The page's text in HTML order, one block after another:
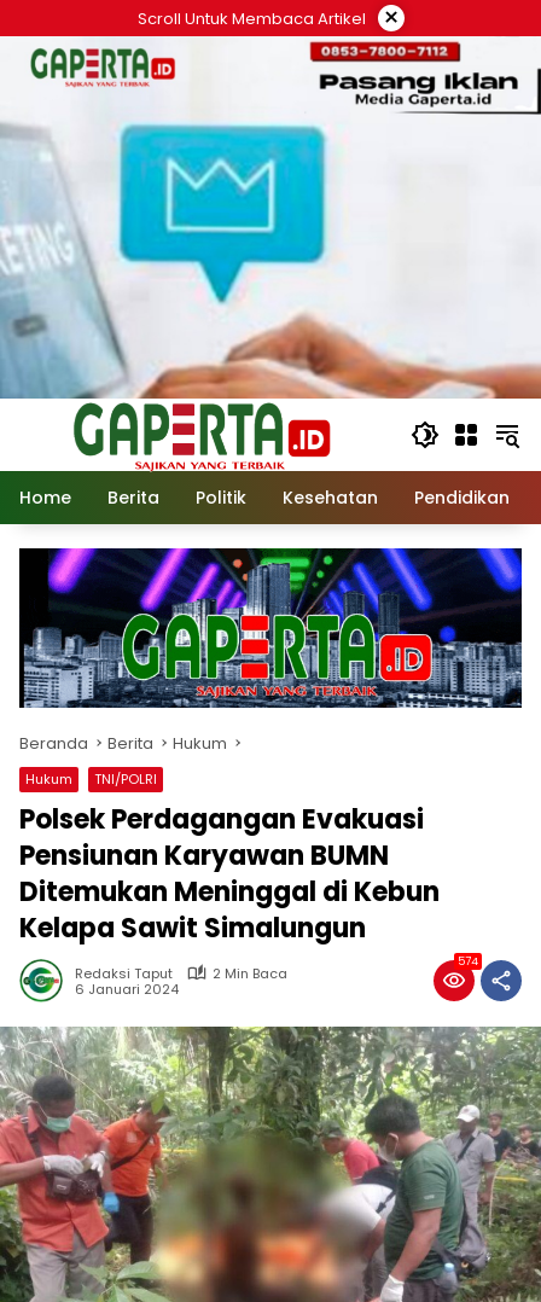
ke
konten
Scroll Untuk Membaca Artikel ×
Home Berita Politik Kesehatan Pendidikan
Beranda Berita Hukum
Hukum TNI/POLRI
Polsek Perdagangan Evakuasi
Pensiunan Karyawan BUMN
Ditemukan Meninggal di Kebun
Kelapa Sawit Simalungun
Redaksi Taput
2 Min Baca
6 Januari 2024
574